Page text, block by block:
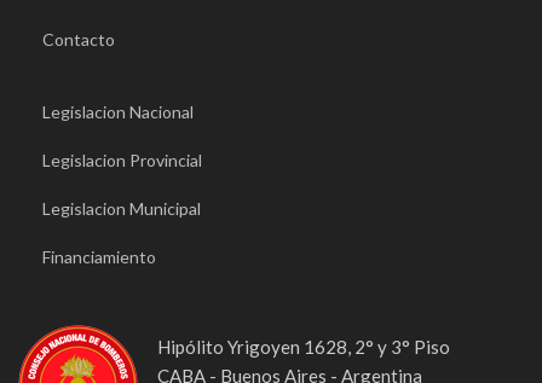
Contacto
Legislacion Nacional
Legislacion Provincial
Legislacion Municipal
Financiamiento
Hipólito Yrigoyen 1628, 2° y 3° Piso
CABA - Buenos Aires - Argentina